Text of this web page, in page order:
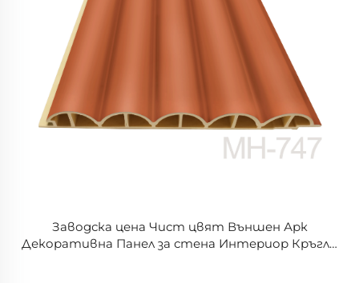
Заводска цена Чист цвят Външен Арк
Декоративна Панел за стена Интериор Кръгло